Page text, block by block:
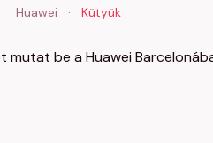
· Huawei · Kütyük